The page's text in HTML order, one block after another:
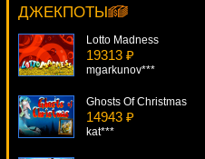
Kawaii Kitty
3912 ₽
Lucy***
ДЖЕКПОТЫEgoistik***
Lotto Madness
19313 ₽
mgarkunov***
Ghosts Of Christmas
14943 ₽
kat***